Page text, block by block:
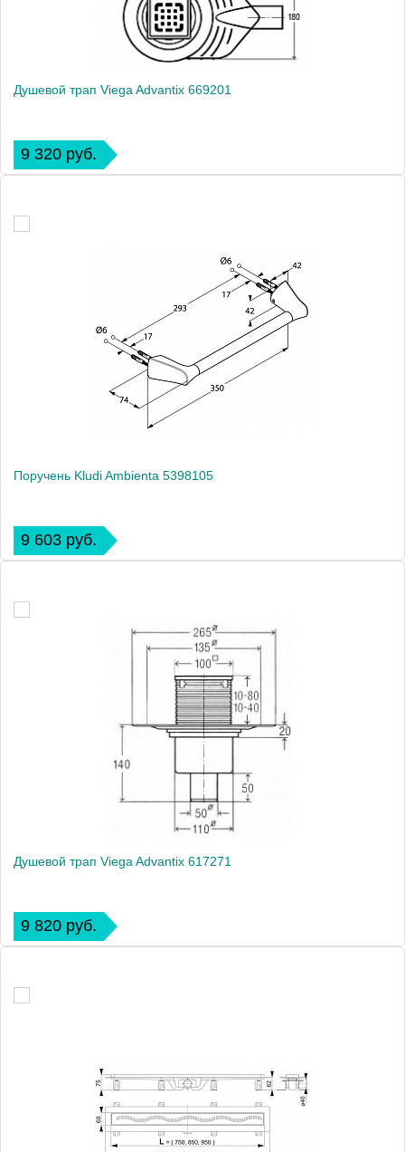
Душевой трап Viega Advantix 669201
9 320 руб.
Поручень Kludi Ambienta 5398105
9 603 руб.
Душевой трап Viega Advantix 617271
9 820 руб.